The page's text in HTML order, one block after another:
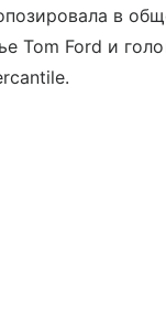
в
Tom Ford и